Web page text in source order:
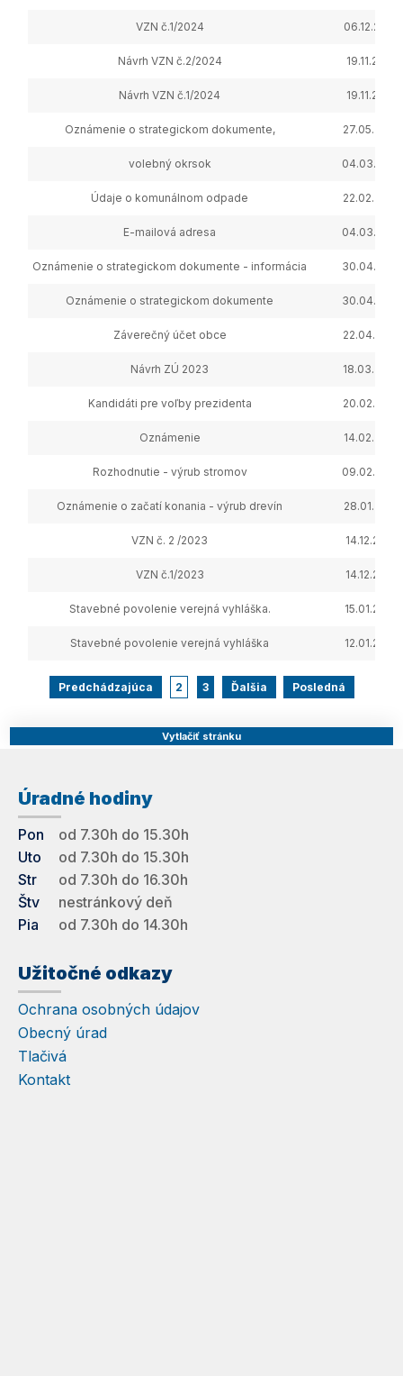
VZN č.1/2024 06.12.2024
Návrh VZN č.2/2024 19.11.2024
Návrh VZN č.1/2024 19.11.2024
Oznámenie o strategickom dokumente, 27.05.2024
volebný okrsok 04.03.2024
Údaje o komunálnom odpade 22.02.2024
E-mailová adresa 04.03.2024
Oznámenie o strategickom dokumente - informácia 30.04.2024
Oznámenie o strategickom dokumente 30.04.2024
Záverečný účet obce 22.04.2024
Návrh ZÚ 2023 18.03.2024
Kandidáti pre voľby prezidenta 20.02.2024
Oznámenie 14.02.2024
Rozhodnutie - výrub stromov 09.02.2024
Oznámenie o začatí konania - výrub drevín 28.01.2024
VZN č. 2 /2023 14.12.2023
VZN č.1/2023 14.12.2023
Stavebné povolenie verejná vyhláška. 15.01.2024
Stavebné povolenie verejná vyhláška 12.01.2024
Predchádzajúca 2 3 Ďalšia Posledná
Vytlačiť stránku
Úradné hodiny
Pon
od 7.30h do 15.30h
Uto
od 7.30h do 15.30h
Str
od 7.30h do 16.30h
Štv
nestránkový deň
Pia
od 7.30h do 14.30h
Užitočné odkazy
Ochrana osobných údajov
Obecný úrad
Tlačivá
Kontakt